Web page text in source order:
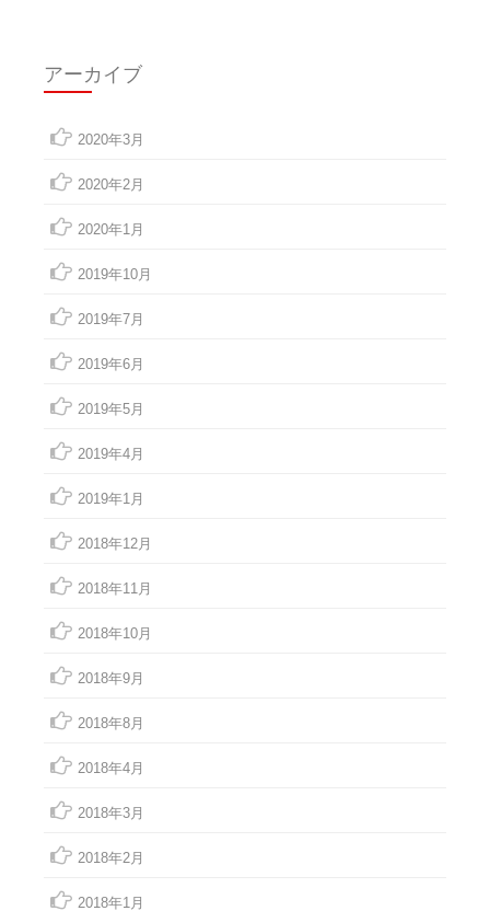
アーカイブ
2020年3月
2020年2月
2020年1月
2019年10月
2019年7月
2019年6月
2019年5月
2019年4月
2019年1月
2018年12月
2018年11月
2018年10月
2018年9月
2018年8月
2018年4月
2018年3月
2018年2月
2018年1月